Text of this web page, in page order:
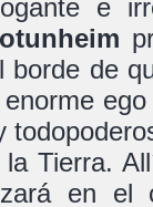
e
borde de
la Tierra.
en